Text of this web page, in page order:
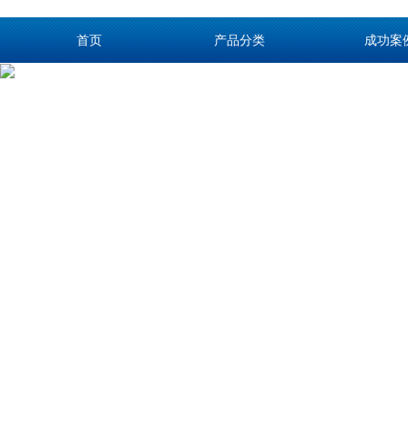
首页 产品分类 成功案